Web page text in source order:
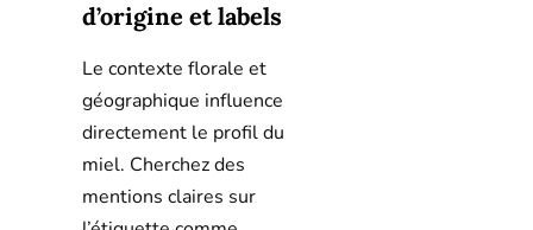
d’origine et labels
Le contexte florale et
géographique influence
directement le profil du
miel. Cherchez des
mentions claires sur